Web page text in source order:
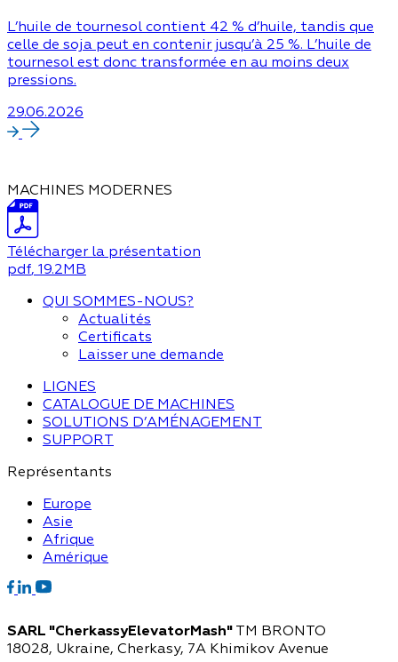
L’huile de tournesol contient 42 % d’huile, tandis que
celle de soja peut en contenir jusqu’à 25 %. L’huile de
tournesol est donc transformée en au moins deux
pressions.
29.06.2026
MACHINES MODERNES
Télécharger la présentation
pdf, 19.2MB
QUI SOMMES-NOUS?
Actualités
Certificats
Laisser une demande
LIGNES
CATALOGUE DE MACHINES
SOLUTIONS D’AMÉNAGEMENT
SUPPORT
Représentants
Europe
Asie
Afrique
Amérique
SARL "CherkassyElevatorMash" TM BRONTO
18028, Ukraine, Cherkasy, 7A Khimikov Avenue